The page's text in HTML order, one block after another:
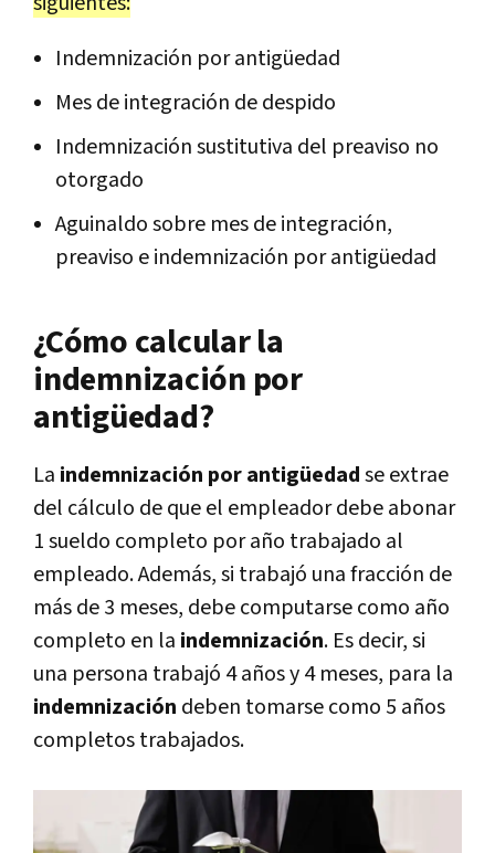
Indemnización por antigüedad
Mes de integración de despido
Indemnización sustitutiva del preaviso no
otorgado
Aguinaldo sobre mes de integración,
preaviso e indemnización por antigüedad
¿Cómo calcular la
indemnización por
antigüedad?
La indemnización por antigüedadse extrae
del cálculo de que el empleador debe abonar
1 sueldo completo por año trabajado al
empleado. Además, si trabajó una fracción de
más de 3 meses, debe computarse como año
completo en la indemnización. Es decir, si
una persona trabajó 4 años y 4 meses, para la
indemnización deben tomarse como 5 años
completos trabajados.